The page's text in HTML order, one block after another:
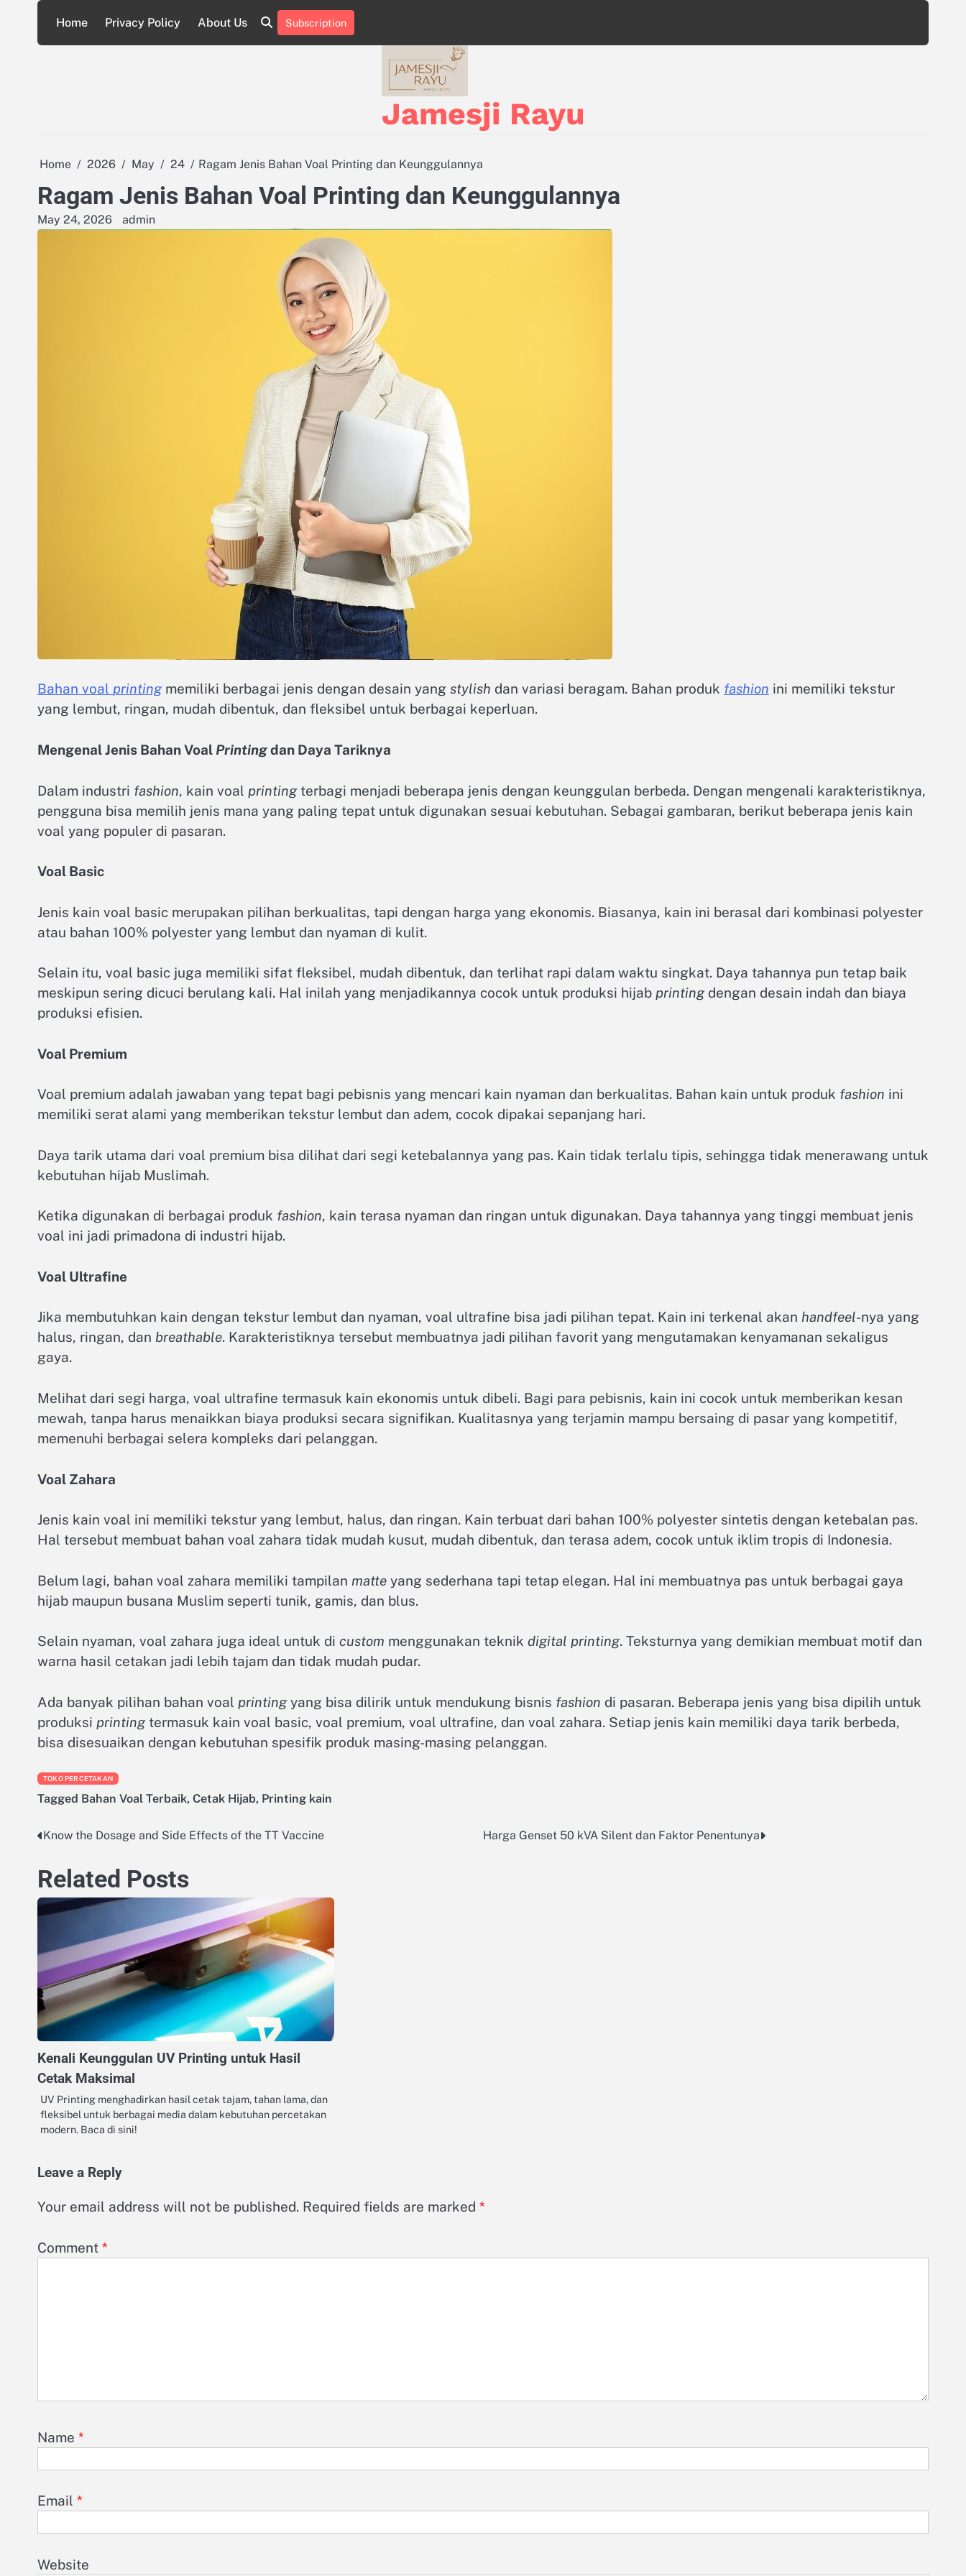
content
Home Privacy Policy About Us
About
Us
Privacy
Policy
Subscription
Jamesji Rayu
Home 2026 May 24 Ragam Jenis Bahan Voal Printing dan Keunggulannya
Ragam Jenis Bahan Voal Printing dan Keunggulannya
May 24, 2026 admin
Bahan voal printingmemiliki berbagai jenis dengan desain yang stylish dan variasi beragam. Bahan produk fashion ini memiliki tekstur
yang lembut, ringan, mudah dibentuk, dan fleksibel untuk berbagai keperluan.
Mengenal Jenis Bahan Voal Printingdan Daya Tariknya
Dalam industri fashion, kain voal printingterbagi menjadi beberapa jenis dengan keunggulan berbeda. Dengan mengenali karakteristiknya,
pengguna bisa memilih jenis mana yang paling tepat untuk digunakan sesuai kebutuhan. Sebagai gambaran, berikut beberapa jenis kain
voal yang populer di pasaran.
Voal Basic
Jenis kain voal basic merupakan pilihan berkualitas, tapi dengan harga yang ekonomis. Biasanya, kain ini berasal dari kombinasi polyester
atau bahan 100% polyester yang lembut dan nyaman di kulit.
Selain itu, voal basic juga memiliki sifat fleksibel, mudah dibentuk, dan terlihat rapi dalam waktu singkat. Daya tahannya pun tetap baik
meskipun sering dicuci berulang kali. Hal inilah yang menjadikannya cocok untuk produksi hijab printingdengan desain indah dan biaya
produksi efisien.
Voal Premium
Voal premium adalah jawaban yang tepat bagi pebisnis yang mencari kain nyaman dan berkualitas. Bahan kain untuk produk fashion ini
memiliki serat alami yang memberikan tekstur lembut dan adem, cocok dipakai sepanjang hari.
Daya tarik utama dari voal premium bisa dilihat dari segi ketebalannya yang pas. Kain tidak terlalu tipis, sehingga tidak menerawang untuk
kebutuhan hijab Muslimah.
Ketika digunakan di berbagai produk fashion, kain terasa nyaman dan ringan untuk digunakan. Daya tahannya yang tinggi membuat jenis
voal ini jadi primadona di industri hijab.
Voal Ultrafine
Jika membutuhkan kain dengan tekstur lembut dan nyaman, voal ultrafine bisa jadi pilihan tepat. Kain ini terkenal akan handfeel-nya yang
halus, ringan, dan breathable. Karakteristiknya tersebut membuatnya jadi pilihan favorit yang mengutamakan kenyamanan sekaligus
gaya.
Melihat dari segi harga, voal ultrafine termasuk kain ekonomis untuk dibeli. Bagi para pebisnis, kain ini cocok untuk memberikan kesan
mewah, tanpa harus menaikkan biaya produksi secara signifikan. Kualitasnya yang terjamin mampu bersaing di pasar yang kompetitif,
memenuhi berbagai selera kompleks dari pelanggan.
Voal Zahara
Jenis kain voal ini memiliki tekstur yang lembut, halus, dan ringan. Kain terbuat dari bahan 100% polyester sintetis dengan ketebalan pas.
Hal tersebut membuat bahan voal zahara tidak mudah kusut, mudah dibentuk, dan terasa adem, cocok untuk iklim tropis di Indonesia.
Belum lagi, bahan voal zahara memiliki tampilan matte yang sederhana tapi tetap elegan. Hal ini membuatnya pas untuk berbagai gaya
hijab maupun busana Muslim seperti tunik, gamis, dan blus.
Selain nyaman, voal zahara juga ideal untuk di custom menggunakan teknik digital printing. Teksturnya yang demikian membuat motif dan
warna hasil cetakan jadi lebih tajam dan tidak mudah pudar.
Ada banyak pilihan bahan voal printingyang bisa dilirik untuk mendukung bisnis fashion di pasaran. Beberapa jenis yang bisa dipilih untuk
produksi printingtermasuk kain voal basic, voal premium, voal ultrafine, dan voal zahara. Setiap jenis kain memiliki daya tarik berbeda,
bisa disesuaikan dengan kebutuhan spesifik produk masing-masing pelanggan.
TOKO PERCETAKAN
Tagged Bahan Voal Terbaik, Cetak Hijab, Printing kain
Post
navigation
Know the Dosage and Side Effects of the TT Vaccine Harga Genset 50 kVA Silent dan Faktor Penentunya
Related Posts
Kenali Keunggulan UV Printing untuk Hasil
Cetak Maksimal
UV Printing menghadirkan hasil cetak tajam, tahan lama, dan
fleksibel untuk berbagai media dalam kebutuhan percetakan
modern. Baca di sini!
Leave a Reply
Your email address will not be published. Required fields are marked *
Comment *
Name *
Email *
Website